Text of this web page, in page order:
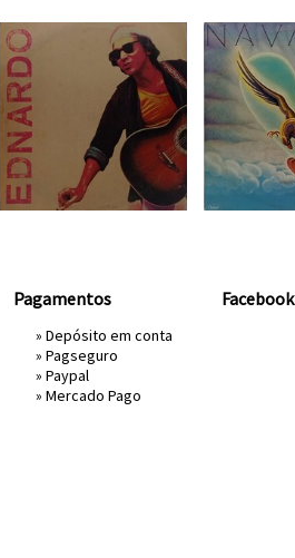
Pagamentos
» Depósito em conta
» Pagseguro
» Paypal
» Mercado Pago
Facebook